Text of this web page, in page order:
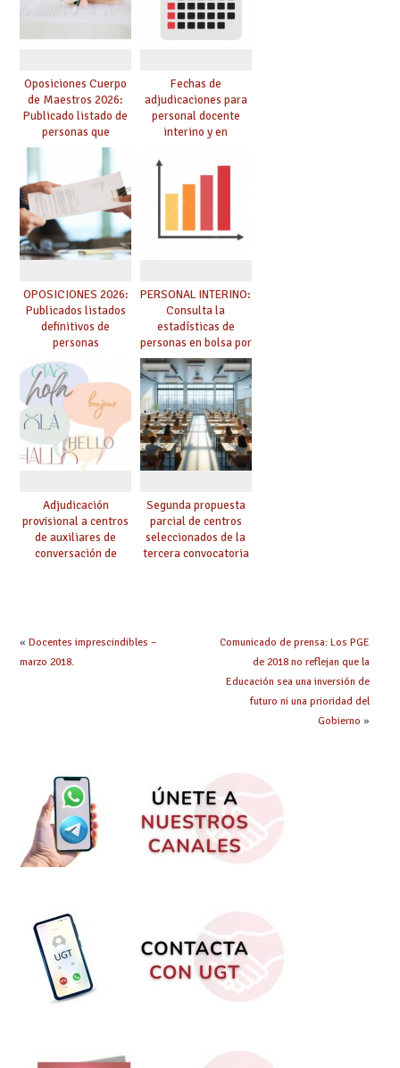
Oposiciones Cuerpo
de Maestros 2026:
Publicado listado de
personas que
adquieren nueva
especialidad
Fechas de
adjudicaciones para
personal docente
interino y en
debes saber
OPOSICIONES 2026:
Publicados listados
definitivos de
personas
seleccionadas. ¿Qué
hacer ahora si he
obtenido plaza?
PERSONAL INTERINO:
Consulta la
estadísticas de
personas en bolsa por
cuerpo, especialidad
y tipo de bolsa para
el curso 26/27
Adjudicación
provisional a centros
de auxiliares de
conversación de
Segunda propuesta
parcial de centros
seleccionados de la
tercera convocatoria
« Docentes imprescindibles –
marzo 2018.
Comunicado de prensa: Los PGE
de 2018 no reflejan que la
Educación sea una inversión de
futuro ni una prioridad del
Gobierno »